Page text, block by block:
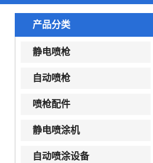
产品分类
静电喷枪
自动喷枪
喷枪配件
静电喷涂机
自动喷涂设备